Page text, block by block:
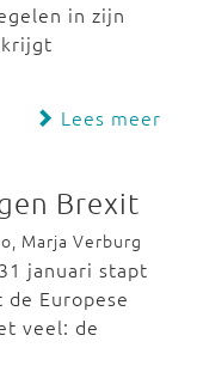
in zijn
Lees meer
Brexit
Marja Verburg
januari stapt
Europese
veel: de